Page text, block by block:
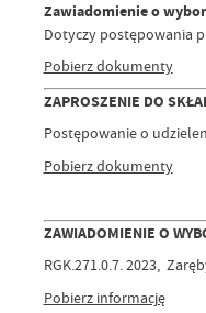
Zawiadomienie o
Dotyczy postępowania
Pobierz dokumenty
ZAPROSZENIE DO
Postępowanie o
Pobierz dokumenty
ZAWIADOMIENIE O
RGK.271.0.7. 2023,
Pobierz informację